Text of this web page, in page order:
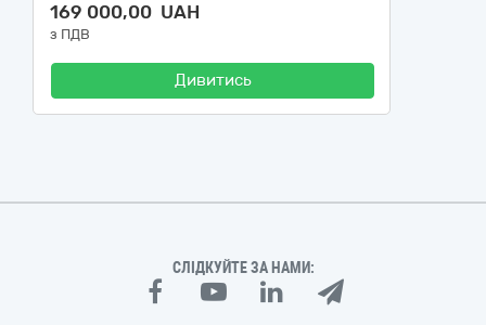
169 000,00 UAH
з ПДВ
Дивитись
СЛІДКУЙТЕ ЗА НАМИ: